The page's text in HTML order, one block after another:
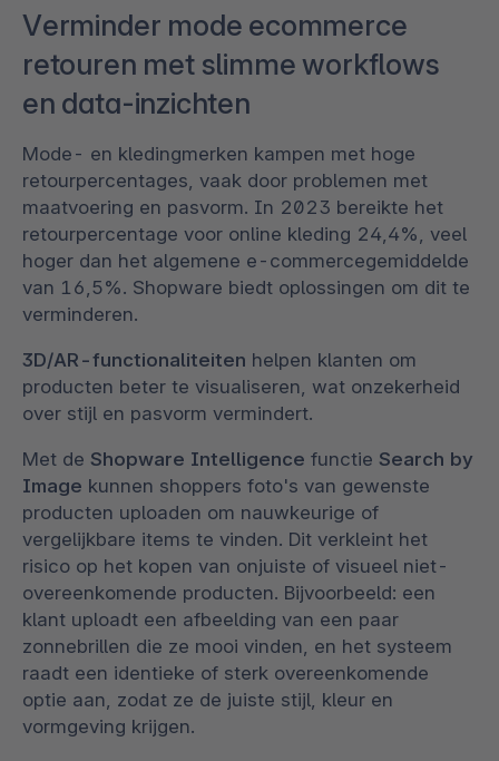
Verminder mode ecommerce
retouren met slimme workflows
en data-inzichten
Mode- en kledingmerken kampen met hoge
retourpercentages, vaak door problemen met
maatvoering en pasvorm. In 2023 bereikte het
retourpercentage voor online kleding 24,4%, veel
hoger dan het algemene e-commercegemiddelde
van 16,5%. Shopware biedt oplossingen om dit te
verminderen.
3D/AR-functionaliteiten helpen klanten om
producten beter te visualiseren, wat onzekerheid
over stijl en pasvorm vermindert.
Met de Shopware Intelligence functie Search by
Image kunnen shoppers foto's van gewenste
producten uploaden om nauwkeurige of
vergelijkbare items te vinden. Dit verkleint het
risico op het kopen van onjuiste of visueel niet-
overeenkomende producten. Bijvoorbeeld: een
klant uploadt een afbeelding van een paar
zonnebrillen die ze mooi vinden, en het systeem
raadt een identieke of sterk overeenkomende
optie aan, zodat ze de juiste stijl, kleur en
vormgeving krijgen.